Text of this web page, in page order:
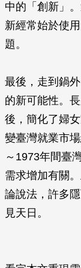
中的「創新」
新經常始於使
題。
最後，走到鍋
的新可能性。
後，簡化了婦
變臺灣就業市
～1973年間臺
需求增加有關
論說法，許多
見天日。